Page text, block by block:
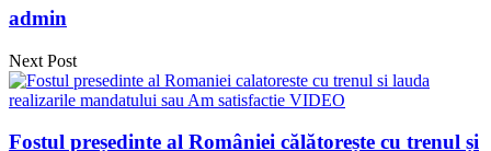
admin
Next Post
Fostul președinte al României călătorește cu trenul și